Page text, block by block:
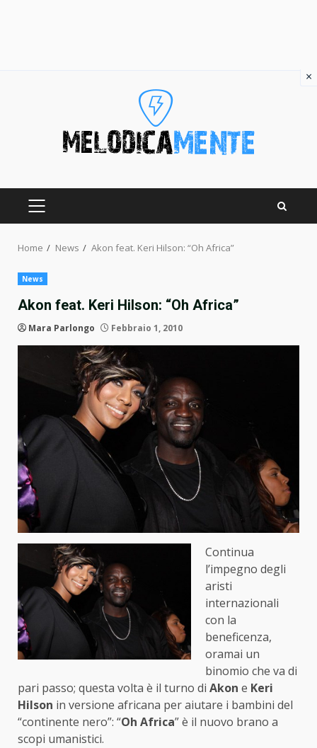
PRIMARY
Home News Akon feat. Keri Hilson: “Oh Africa”
News
Akon feat. Keri Hilson: “Oh Africa”
Mara Parlongo Febbraio 1, 2010
Continua
l’impegno degli
aristi
internazionali
con la
beneficenza,
oramai un
binomio che va di
pari passo; questa volta è il turno di Akon e Keri
Hilson in versione africana per aiutare i bambini del
“continente nero”: “Oh Africa” è il nuovo brano a
scopi umanistici.
×